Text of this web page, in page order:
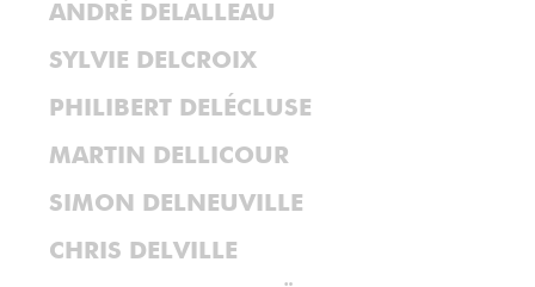
ANDRÉ DELALLEAU
SYLVIE DELCROIX
PHILIBERT DELÉCLUSE
MARTIN DELLICOUR
SIMON DELNEUVILLE
CHRIS DELVILLE